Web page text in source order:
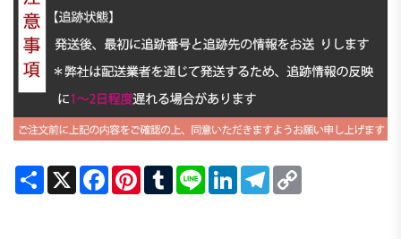
Share X FacebookPinterestTumblrLine LinkedInTelegram